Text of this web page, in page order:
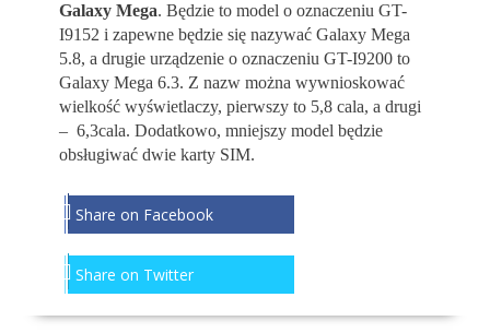
Galaxy Mega. Będzie to model o oznaczeniu GT-
I9152 i zapewne będzie się nazywać Galaxy Mega
5.8, a drugie urządzenie o oznaczeniu GT-I9200 to
Galaxy Mega 6.3. Z nazw można wywnioskować
wielkość wyświetlaczy, pierwszy to 5,8 cala, a drugi
– 6,3cala. Dodatkowo, mniejszy model będzie
obsługiwać dwie karty SIM.
Share on Facebook
Share on Twitter